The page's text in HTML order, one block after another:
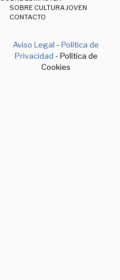
SOBRE CULTURA JOVEN
CONTACTO
Aviso Legal -Política de
Privacidad - Política de
Cookies